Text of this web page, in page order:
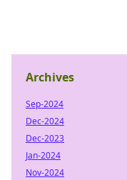
Archives
Sep-2024
Dec-2024
Dec-2023
Jan-2024
Nov-2024